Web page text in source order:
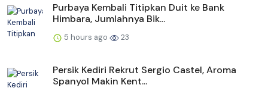
Purbaya Kembali Titipkan Duit ke Bank
Himbara, Jumlahnya Bik...
5 hours ago 23
Persik Kediri Rekrut Sergio Castel, Aroma
Spanyol Makin Kent...